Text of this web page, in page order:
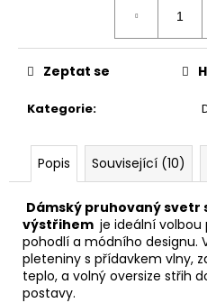
Kategorie:
Zeptat se
Popis Související (10)
Dámský pruhovaný svetr
výstřihem je ideální volbou
pohodlí a módního designu.
pleteniny s přídavkem vlny,
teplo, a volný oversize střih
postavy.